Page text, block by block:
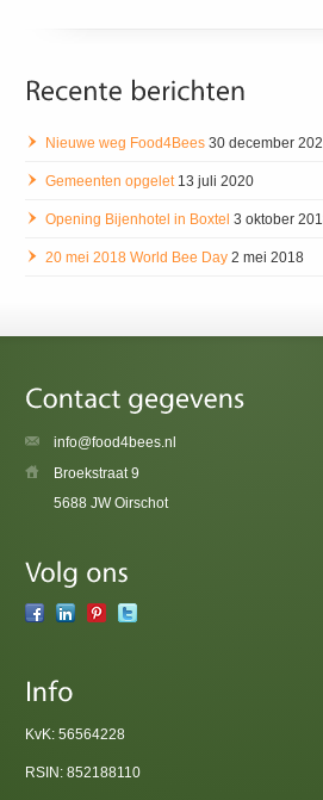
Nieuwe weg Food4Bees 30 december
Gemeenten opgelet 13 juli 2020
Opening Bijenhotel in Boxtel 3 oktober
20 mei 2018 World Bee Day 2 mei 2018
info@food4bees.nl
Broekstraat 9
5688 JW Oirschot
KvK: 56564228
RSIN: 852188110